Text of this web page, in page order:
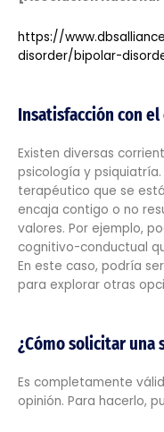
https://
disorder/bipolar-
Insatisfacción con
Existen diversas
psicología y
terapéutico que se
encaja contigo o no
valores. Por ejemplo,
cognitivo-conductual
En este caso, podría
para explorar otras
¿Cómo solicitar una
Es completamente
opinión. Para hacerlo,